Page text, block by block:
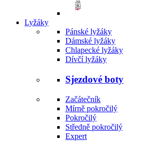
Lyžáky
Pánské lyžáky
Dámské lyžáky
Chlapecké lyžáky
Dívčí lyžáky
Sjezdové boty
Začátečník
Mírně pokročilý
Pokročilý
Středně pokročilý
Expert